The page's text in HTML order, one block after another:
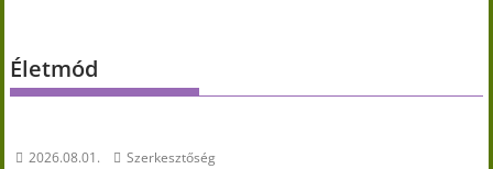
Életmód
2026.08.01. Szerkesztőség